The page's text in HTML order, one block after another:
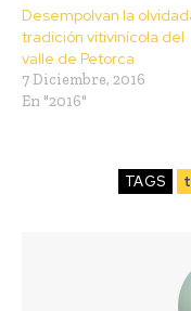
Desempolvan la
tradición vitivinícola del
valle de Petorca
7 Diciembre, 2016
En "2016"
TAGS